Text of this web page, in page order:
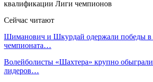
Сейчас читают
Шиманович и Шкурдай одержали победы в
чемпионата…
Волейболисты «Шахтера» крупно
лидеров…